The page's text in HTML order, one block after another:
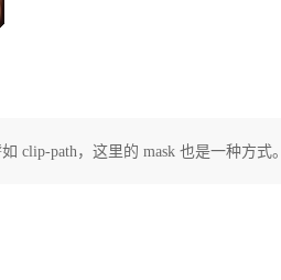
clip-path，这里的 mask 也是一种方式。